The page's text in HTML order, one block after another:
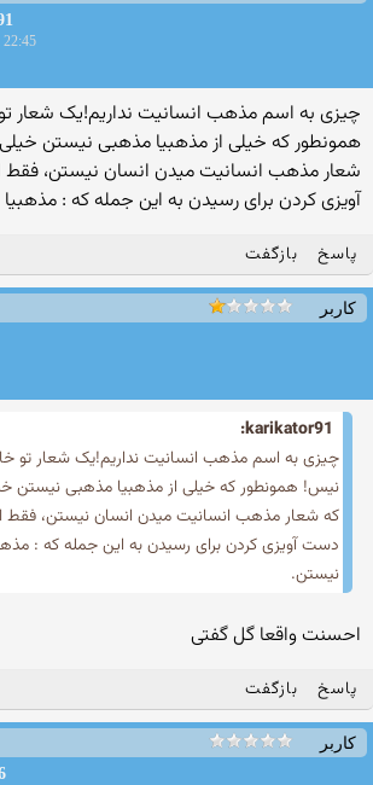
22:45
چیزی به اسم مذهب انسانیت نداریم!یک شعار
همونطور که خیلی از مذهبیا مذهبی نیستن خیلی
شعار مذهب انسانیت میدن انسان نیستن،
آویزی کردن برای رسیدن به این جمله که :
پاسخ بازگفت
کاربر
karikator91:
چیزی به اسم مذهب انسانیت نداریم!یک شعار تو
نیس! همونطور که خیلی از مذهبیا مذهبی نیستن
که شعار مذهب انسانیت میدن انسان نیستن، فقط
دست آویزی کردن برای رسیدن به این جمله که :
نیستن.
احسنت واقعا گل گفتی
پاسخ بازگفت
کاربر